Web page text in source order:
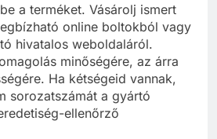
a terméket. Vásárolj ismert
online boltokból vagy
hivatalos weboldaláról.
minőségére, az árra
Ha kétségeid vannak,
sorozatszámát a gyártó
ellenőrző